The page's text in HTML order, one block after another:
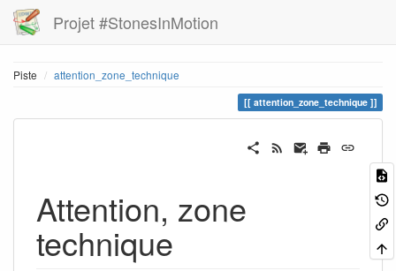
Projet #StonesInMotion
Piste attention_zone_technique
attention_zone_technique
Attention, zone
technique